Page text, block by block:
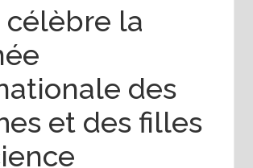
célèbre la
des
et des filles